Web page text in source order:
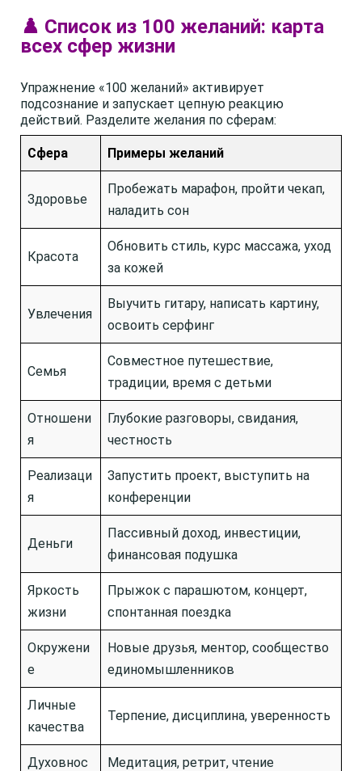
♟️ Список из 100 желаний: карта
всех сфер жизни
Упражнение «100 желаний» активирует
подсознание и запускает цепную реакцию
действий. Разделите желания по сферам:
Сфера Примеры желаний
Здоровье
Пробежать марафон, пройти чекап,
наладить сон
Красота
Обновить стиль, курс массажа, уход
за кожей
Увлечения
Выучить гитару, написать картину,
освоить серфинг
Семья
Совместное путешествие,
традиции, время с детьми
Отношени
я
Глубокие разговоры, свидания,
честность
Реализаци
я
Запустить проект, выступить на
конференции
Деньги
Пассивный доход, инвестиции,
финансовая подушка
Яркость
жизни
Прыжок с парашютом, концерт,
спонтанная поездка
Окружени
е
Новые друзья, ментор, сообщество
единомышленников
Личные
качества
Терпение, дисциплина, уверенность
Духовнос
Медитация, ретрит, чтение